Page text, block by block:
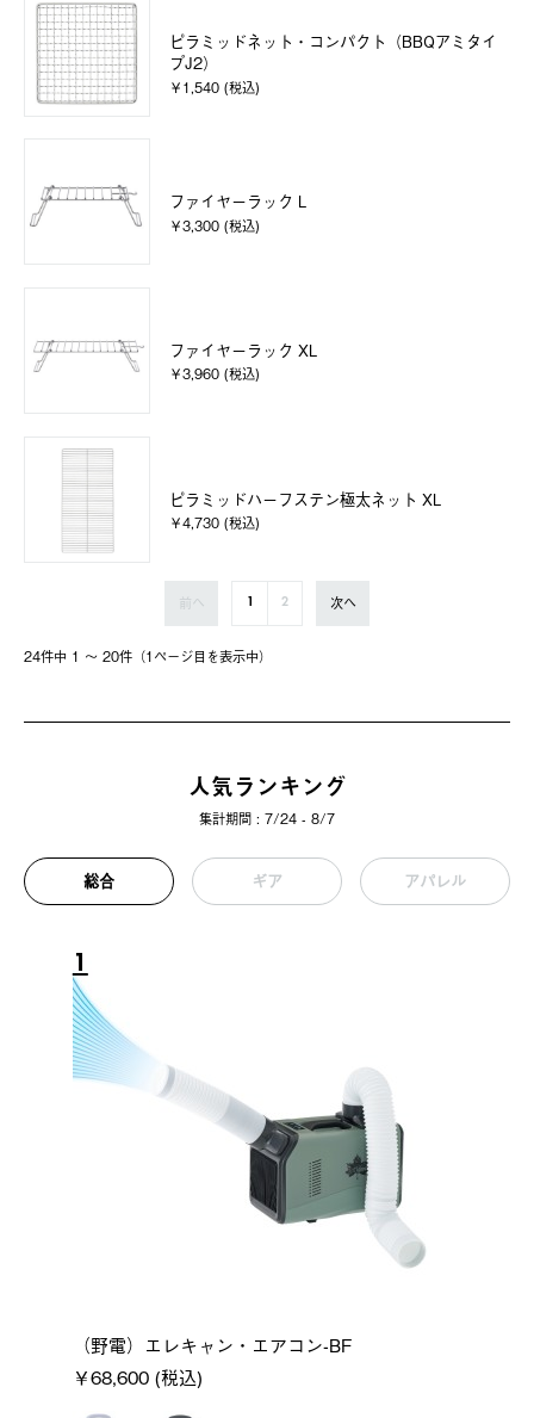
ピラミッドネット・コンパクト（BBQアミタイ
プJ2）
￥1,540 (税込)
ファイヤーラック L
￥3,300 (税込)
ファイヤーラック XL
￥3,960 (税込)
ピラミッドハーフステン極太ネット XL
￥4,730 (税込)
24件中 1 〜 20件（1ページ⽬を表⽰中）
前へ 1 2 次へ
人気ランキング
集計期間 : 7/24 - 8/7
総合 ギア アパレル
1
（野電）エレキャン・エアコン-BF
￥68,600 (税込)